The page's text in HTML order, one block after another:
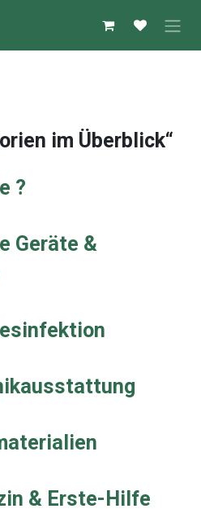
im Überblick“
?
Geräte &
& Erste-Hilfe